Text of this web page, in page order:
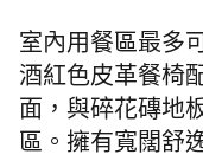
室內用餐區最多
酒紅色皮革餐椅
面， 與碎花磚地
區。 擁有寬闊舒